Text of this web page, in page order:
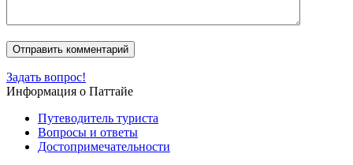
Задать вопрос!
Информация о Паттайе
Путеводитель туриста
Вопросы и ответы
Достопримечательности